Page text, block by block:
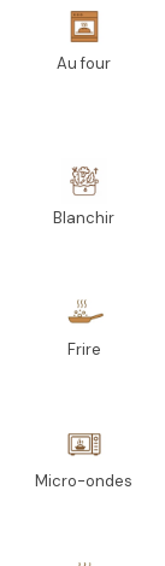
Au four
Blanchir
Frire
Micro-ondes